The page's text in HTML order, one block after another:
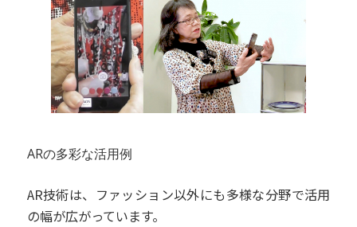
ARの多彩な活用例
AR技術は、ファッション以外にも多様な分野で活用
の幅が広がっています。